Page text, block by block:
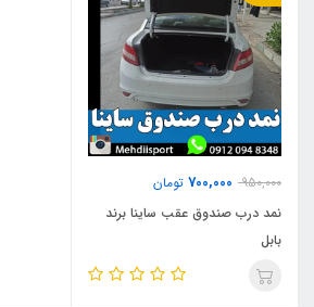
950,000
700,000 تومان
نمد درب صندوق عقب ساینا برند
بابل